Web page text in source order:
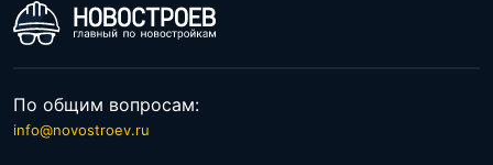
По общим вопросам:
info@novostroev.ru